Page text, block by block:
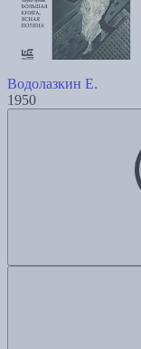
Водолазкин Е.
1950